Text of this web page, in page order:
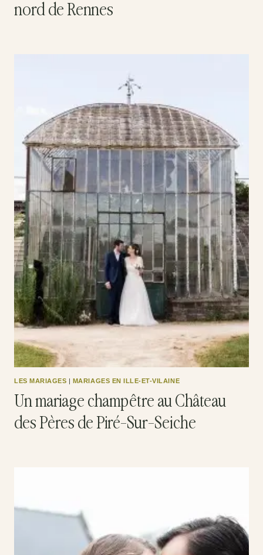
nord de Rennes
LES MARIAGES | MARIAGES EN ILLE-ET-VILAINE
Un mariage champêtre au Château
des Pères de Piré-Sur-Seiche